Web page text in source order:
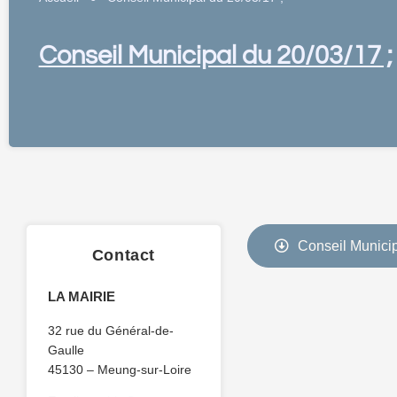
Conseil Municipal du 20/03/17 ;
Contact
LA MAIRIE
32 rue du Général-de-
Gaulle
45130 – Meung-sur-Loire
Conseil